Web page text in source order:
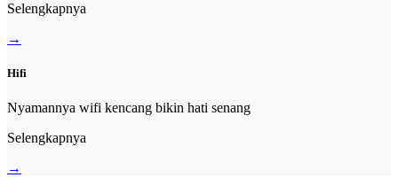
Selengkapnya
→
Hifi
Nyamannya wifi kencang bikin hati senang
Selengkapnya
→